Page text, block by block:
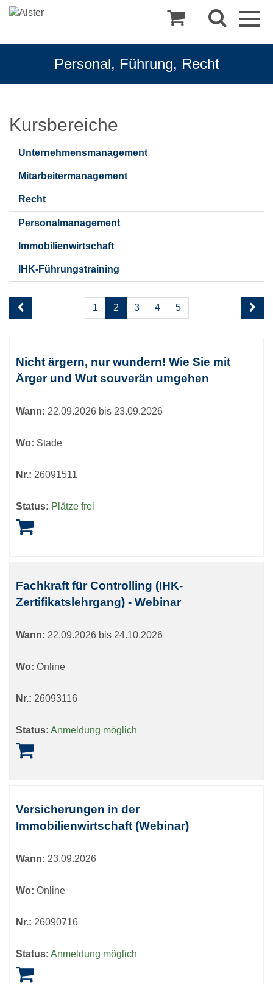
Personal, Führung, Recht
Personal,
Führung,
Recht
Kursbereiche
Unternehmensmanagement
Mitarbeitermanagement
Recht
Personalmanagement
Immobilienwirtschaft
IHK-Führungstraining
Seite
1 2 3 4 5
Tabellenüberschriften
können
sortiert
Nicht ärgern, nur wundern! Wie Sie mit
Ärger und Wut souverän umgehen
Wann: 22.09.2026 bis 23.09.2026
Wo: Stade
Nr.: 26091511
Status: Plätze frei
Fachkraft für Controlling (IHK-
Zertifikatslehrgang) - Webinar
Wann: 22.09.2026 bis 24.10.2026
Wo: Online
Nr.: 26093116
Status: Anmeldung möglich
Versicherungen in der
Immobilienwirtschaft (Webinar)
Wann: 23.09.2026
Wo: Online
Nr.: 26090716
Status: Anmeldung möglich